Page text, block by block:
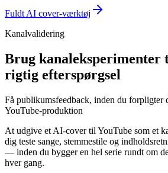
Fuldt AI cover-værktøj
Kanalvalidering
Brug kanaleksperimenter
rigtig efterspørgsel
Få publikumsfeedback, inden du
YouTube-produktion
At udgive et AI-cover til YouTube som et
dig teste sange, stemmestile og
— inden du bygger en hel serie rundt om
hver gang.